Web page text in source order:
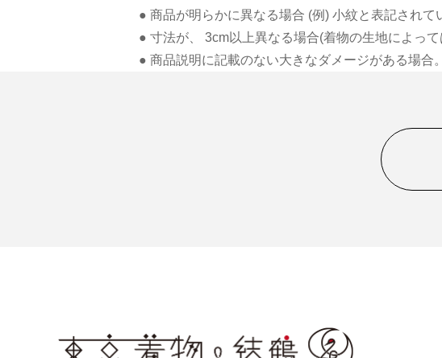
● 商品が明らかに異なる場合 (例) 小紋と表記されて
● 寸法が、 3cm以上異なる場合(着物の生地によっ
● 商品説明に記載のない大きなダメージがある場合。